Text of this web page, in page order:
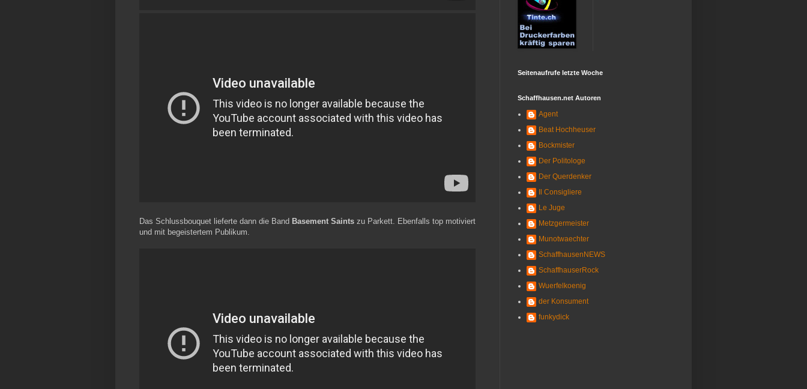
Das Schlussbouquet lieferte dann die Band Basement Saints zu Parkett. Ebenfalls top motiviert
und mit begeistertem Publikum.
Seitenaufrufe letzte Woche
Schaffhausen.net Autoren
Agent
Beat Hochheuser
Bockmister
Der Politologe
Der Querdenker
Il Consigliere
Le Juge
Metzgermeister
Munotwaechter
SchaffhausenNEWS
SchaffhauserRock
Wuerfelkoenig
der Konsument
funkydick